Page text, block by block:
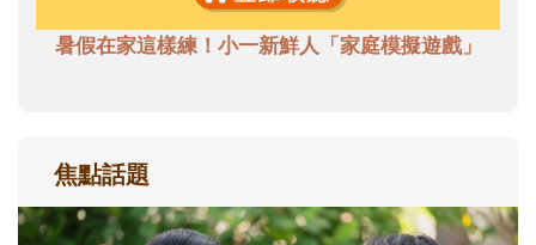
暑假在家這樣練！小一新鮮人「家庭模擬遊戲」
焦點話題